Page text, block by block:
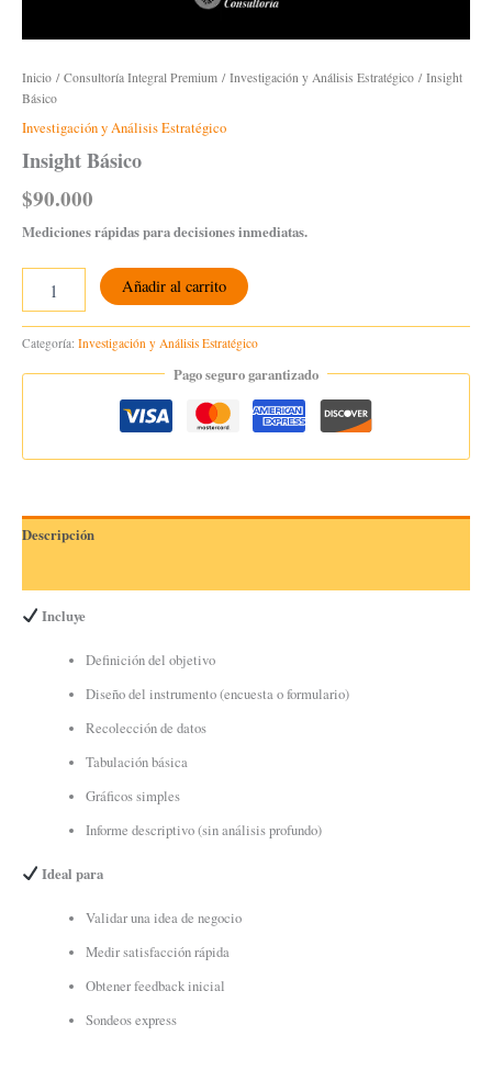
Inicio / Consultoría Integral Premium / Investigación y Análisis Estratégico / Insight
Básico
Investigación y Análisis Estratégico
Insight Básico
$90.000
Mediciones rápidas para decisiones inmediatas.
Básico
cantidad
Añadir al carrito
Categoría: Investigación y Análisis Estratégico
Pago seguro garantizado
Descripción
Incluye
Definición del objetivo
Diseño del instrumento (encuesta o formulario)
Recolección de datos
Tabulación básica
Gráficos simples
Informe descriptivo (sin análisis profundo)
Ideal para
Validar una idea de negocio
Medir satisfacción rápida
Obtener feedback inicial
Sondeos express